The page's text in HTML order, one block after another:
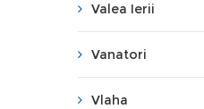
Valea Ierii
Vanatori
Vlaha